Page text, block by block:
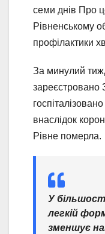
семи днів Про
Рівненському
профілактики
За минулий
зареєстровано
внаслідок
Рівне померла.
У
легкій
зменшує